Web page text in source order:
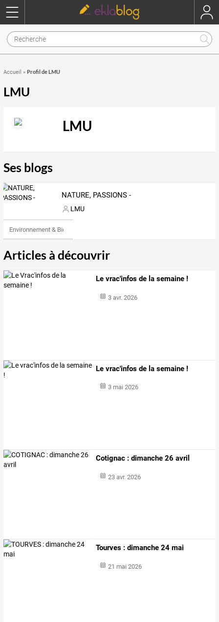
Accueil » Profil de LMU
LMU
LMU
Ses blogs
NATURE, PASSIONS -
LMU
Environnement & Bio
Articles à découvrir
Le vrac'infos de la semaine !
3 avr. 2026
Le vrac'infos de la semaine !
3 mai 2026
Cotignac : dimanche 26 avril
23 avr. 2026
Tourves : dimanche 24 mai
21 mai 2026